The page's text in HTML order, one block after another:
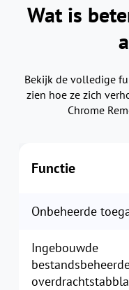
Wat is
Bekijk de volledige
zien hoe ze zich
Chrome
Functie
Onbeheerde
Ingebouwde